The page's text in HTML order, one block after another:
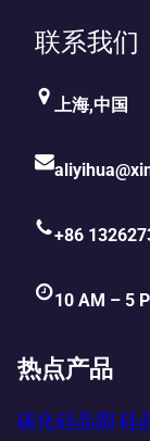
联系我们
上海,中国
+86
10 AM – 5
热点产品
碳化硅晶圆 硅